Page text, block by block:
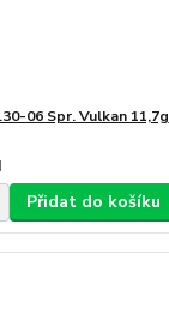
06 Spr. Vulkan 11,7g
Přidat do košíku